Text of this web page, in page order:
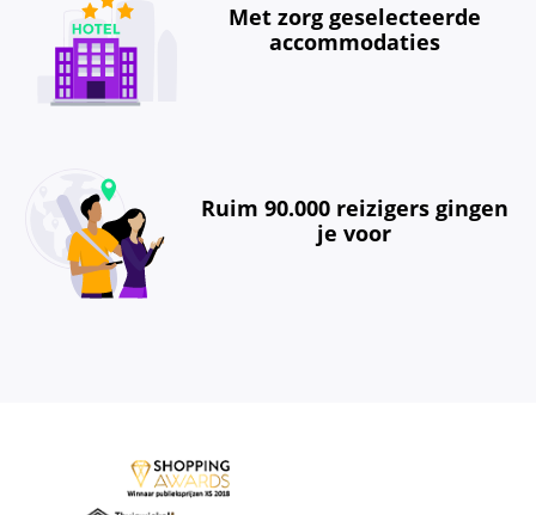
Met zorg geselecteerde
accommodaties
Ruim 90.000 reizigers gingen
je voor